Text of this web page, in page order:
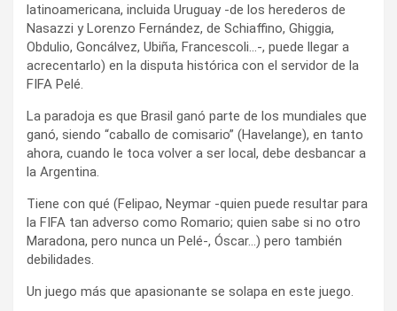
latinoamericana, incluida Uruguay -de los herederos de
Nasazzi y Lorenzo Fernández, de Schiaffino, Ghiggia,
Obdulio, Goncálvez, Ubiña, Francescoli…-, puede llegar a
acrecentarlo) en la disputa histórica con el servidor de la
FIFA Pelé.
La paradoja es que Brasil ganó parte de los mundiales que
ganó, siendo “caballo de comisario” (Havelange), en tanto
ahora, cuando le toca volver a ser local, debe desbancar a
la Argentina.
Tiene con qué (Felipao, Neymar -quien puede resultar para
la FIFA tan adverso como Romario; quien sabe si no otro
Maradona, pero nunca un Pelé-, Óscar…) pero también
debilidades.
Un juego más que apasionante se solapa en este juego.